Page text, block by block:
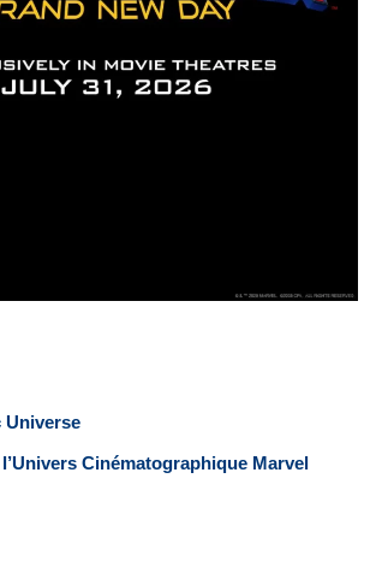
Universe
Cinématographique Marvel